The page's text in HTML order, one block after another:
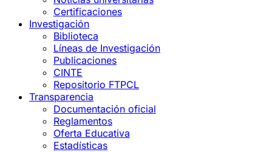
Certificaciones
Investigación
Biblioteca
Líneas de Investigación
Publicaciones
CINTE
Repositorio FTPCL
Transparencia
Documentación oficial
Reglamentos
Oferta Educativa
Estadísticas